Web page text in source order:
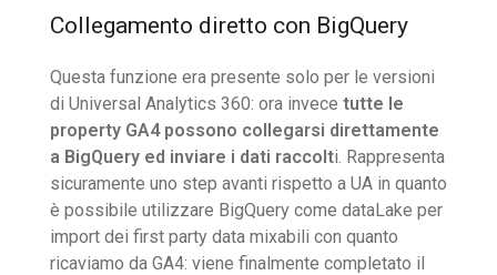
Collegamento diretto con BigQuery
Questa funzione era presente solo per le versioni
di Universal Analytics 360: ora invece tutte le
property GA4 possono collegarsi direttamente
a BigQuery ed inviare i dati raccolti. Rappresenta
sicuramente uno step avanti rispetto a UA in quanto
è possibile utilizzare BigQuery come dataLake per
import dei first party data mixabili con quanto
ricaviamo da GA4: viene finalmente completato il